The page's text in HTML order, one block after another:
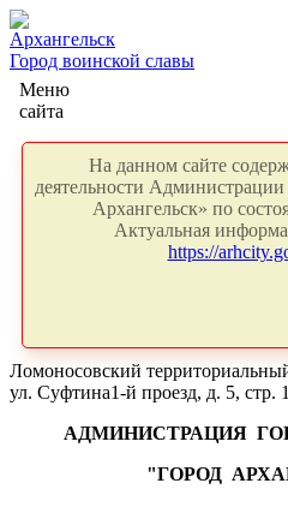
Архангельск
Город воинской славы
Меню
сайта
На данном сайте
деятельности Администрации
Архангельск» по
Актуальная
https://
Ломоносовский
ул. Суфтина1-й проезд, д. 5,
АДМИНИСТРАЦИЯ
"ГОРОД